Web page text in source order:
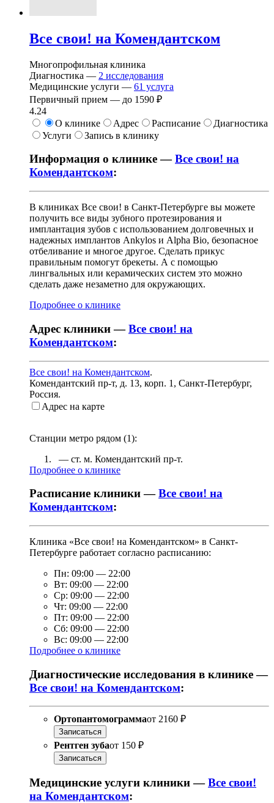
Все свои! на Комендантском
Многопрофильная клиника
Диагностика — 2 исследования
Медицинские услуги — 61 услуга
Первичный прием — до 1590 ₽
4.24
О клинике
Адрес Расписание
Диагностика
Услуги
Запись в клинику
Информация о клинике —Все свои! на
Комендантском:
В клиниках Все свои! в Санкт-Петербурге вы можете
получить все виды зубного протезирования и
имплантация зубов с использованием долговечных и
надежных имплантов Ankylos и Alpha Bio, безопасное
отбеливание и многое другое. Сделать прикус
правильным помогут брекеты. А с помощью
лингвальных или керамических систем это можно
сделать даже незаметно для окружающих.
Подробнее о клинике
Адрес клиники —Все свои! на
Комендантском:
Все свои! на Комендантском.
Комендантский пр-т, д. 13, корп. 1 , Санкт-Петербург,
Россия.
Адрес на карте
Станции метро рядом (1):
— ст. м. Комендантский пр-т.
Подробнее о клинике
Расписание клиники —Все свои! на
Комендантском:
Клиника «Все свои! на Комендантском» в Санкт-
Петербурге работает согласно расписанию:
Пн: 09:00 — 22:00
Вт: 09:00 — 22:00
Ср: 09:00 — 22:00
Чт: 09:00 — 22:00
Пт: 09:00 — 22:00
Сб: 09:00 — 22:00
Вс: 09:00 — 22:00
Подробнее о клинике
Диагностические исследования в клинике —
Все свои! на Комендантском:
Ортопантомограммаот 2160 ₽
Записаться
Рентген зубаот 150 ₽
Записаться
Медицинские услуги клиники —Все свои!
на Комендантском: